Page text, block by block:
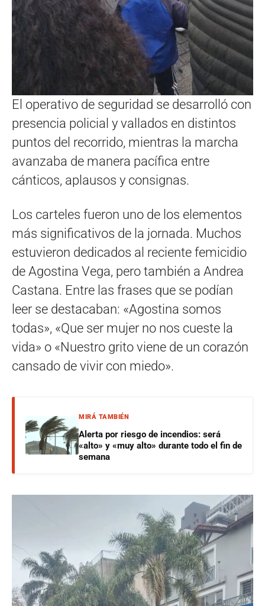
El operativo de seguridad se desarrolló con
presencia policial y vallados en distintos
puntos del recorrido, mientras la marcha
avanzaba de manera pacífica entre
cánticos, aplausos y consignas.
Los carteles fueron uno de los elementos
más significativos de la jornada. Muchos
estuvieron dedicados al reciente femicidio
de Agostina Vega, pero también a Andrea
Castana. Entre las frases que se podían
leer se destacaban: «Agostina somos
todas», «Que ser mujer no nos cueste la
vida» o «Nuestro grito viene de un corazón
cansado de vivir con miedo».
MIRÁ TAMBIÉN
Alerta por riesgo de incendios: será
«alto» y «muy alto» durante todo el fin de
semana